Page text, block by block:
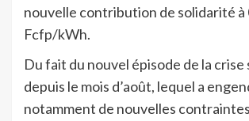
nouvelle contribution de solidarité à
Fcfp/kWh.
Du fait du nouvel épisode de la crise
depuis le mois d’août, lequel a
notamment de nouvelles